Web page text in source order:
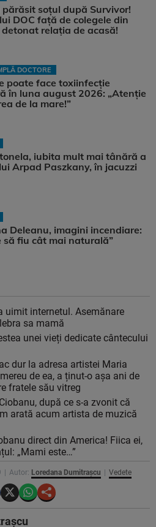
soțul după Survivor!
DOC față de colegele din
relația de acasă!
DOCTORE
poate face toxiinfecție
în luna august 2026: „Atenție
de la mare!”
iubita mult mai tânără a
Arpad Paszkany, în jacuzzi
Deleanu, imagini incendiare:
să fiu cât mai naturală”
uimit internetul. Asemănare
sa mamă
unei vieți dedicate cântecului
dur la adresa artistei Maria
de ea, a ținut-o așa ani de
fratele său vitreg
după ce s-a zvonit că
arată acum artista de muzică
direct din America! Fiica ei,
„Mami este…”
Autor: Loredana Dumitrașcu Vedete